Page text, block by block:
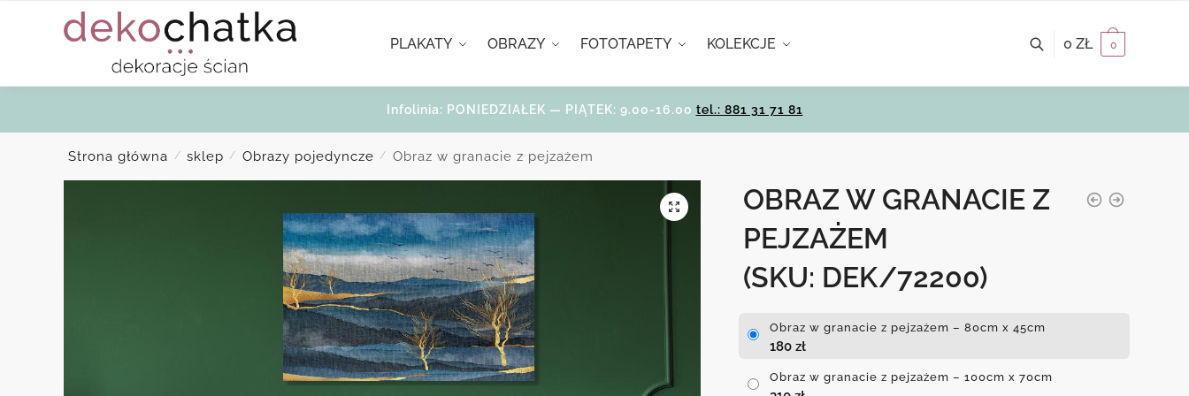
PLAKATY OBRAZY FOTOTAPETY KOLEKCJE 0 ZŁ 0
Infolinia: PONIEDZIAŁEK — PIĄTEK: 9.00-16.00 tel.: 881 31 71 81
Strona główna / sklep / Obrazy pojedyncze / Obraz w granacie z pejzażem
OBRAZ W GRANACIE Z
PEJZAŻEM
(SKU: DEK/72200)
Obraz w granacie z pejzażem – 80cm x 45cm
180 zł
Obraz w granacie z pejzażem – 100cm x 70cm